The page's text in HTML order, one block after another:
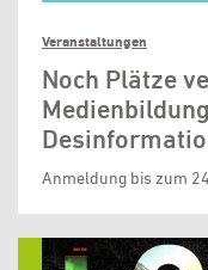
Veranstaltungen
Noch Plätze
Anmeldung bis zum